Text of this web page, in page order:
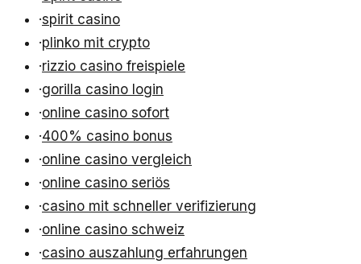
·spirit casino
·plinko mit crypto
·rizzio casino freispiele
·gorilla casino login
·online casino sofort
·400% casino bonus
·online casino vergleich
·online casino seriös
·casino mit schneller verifizierung
·online casino schweiz
·casino auszahlung erfahrungen